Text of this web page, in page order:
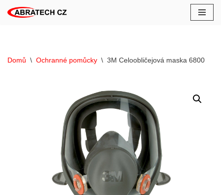
Domů \ Ochranné pomůcky \ 3M Celoobličejová maska 6800